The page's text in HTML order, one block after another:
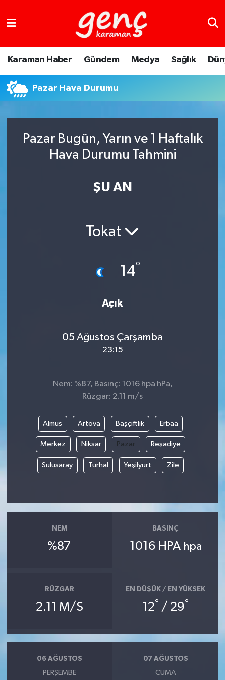
Karaman Haber Gündem Medya Sağlık
Pazar Hava Durumu
Pazar Bugün, Yarın ve 1 Haftalık
Hava Durumu Tahmini
ŞU AN
Tokat
14°
Açık
05 Ağustos Çarşamba
23:15
Nem: %87, Basınç: 1016 hpa hPa,
Rüzgar: 2.11 m/s
Almus Artova Başçiftlik Erbaa
Merkez Niksar Pazar Reşadiye
Sulusaray Turhal Yeşilyurt Zile
NEM
%87
BASINÇ
1016 HPA hpa
RÜZGAR
2.11 M/S
EN DÜŞÜK / EN YÜKSEK
12° / 29°
06 AĞUSTOS
PERŞEMBE
07 AĞUSTOS
CUMA